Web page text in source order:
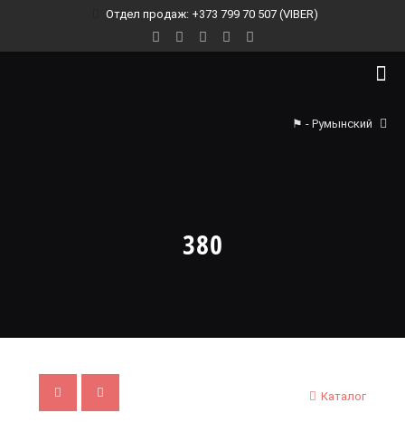
Отдел продаж: +373 799 70 507 (VIBER)
⚑ - Румынский
380
Каталог